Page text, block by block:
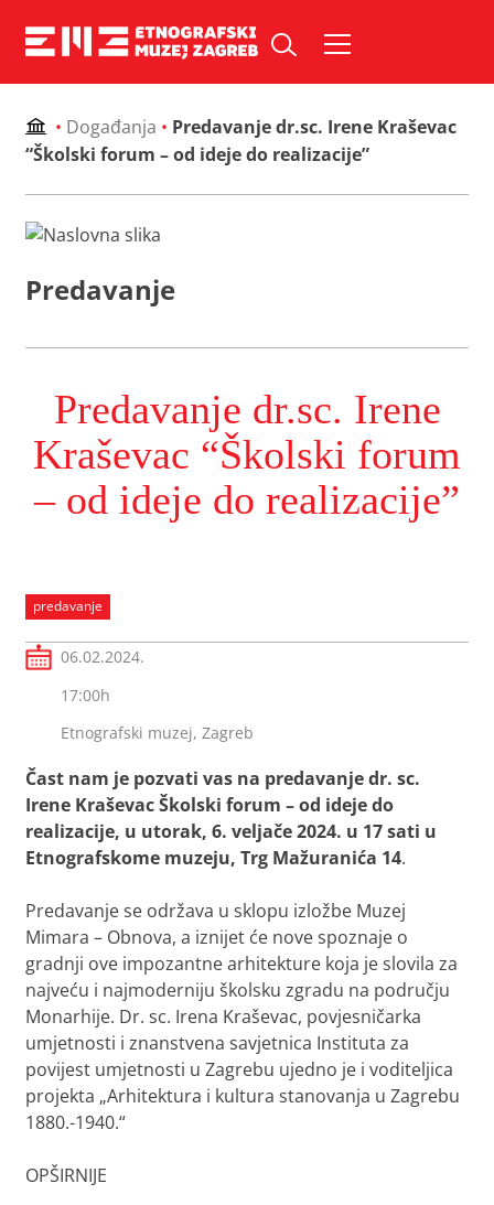
• Događanja • Predavanje dr.sc. Irene Kraševac
“Školski forum – od ideje do realizacije”
Predavanje
Predavanje dr.sc. Irene
Kraševac “Školski forum
– od ideje do realizacije”
predavanje
06.02.2024.
17:00h
Etnografski muzej, Zagreb
Čast nam je pozvati vas na predavanje dr. sc.
Irene KraševacŠkolski forum – od ideje do
realizacije, u utorak, 6. veljače 2024. u 17 sati u
Etnografskome muzeju, Trg Mažuranića 14.
Predavanje se održava u sklopu izložbe Muzej
Mimara – Obnova, a iznijet će nove spoznaje o
gradnji ove impozantne arhitekture koja je slovila za
najveću i najmoderniju školsku zgradu na području
Monarhije. Dr. sc. Irena Kraševac, povjesničarka
umjetnosti i znanstvena savjetnica Instituta za
povijest umjetnosti u Zagrebu ujedno je i voditeljica
projekta „Arhitektura i kultura stanovanja u Zagrebu
1880.-1940.“
OPŠIRNIJE